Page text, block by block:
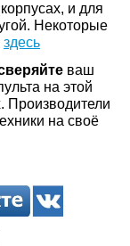
и для
Некоторые
здесь
ваш
на этой
Производители
на своё